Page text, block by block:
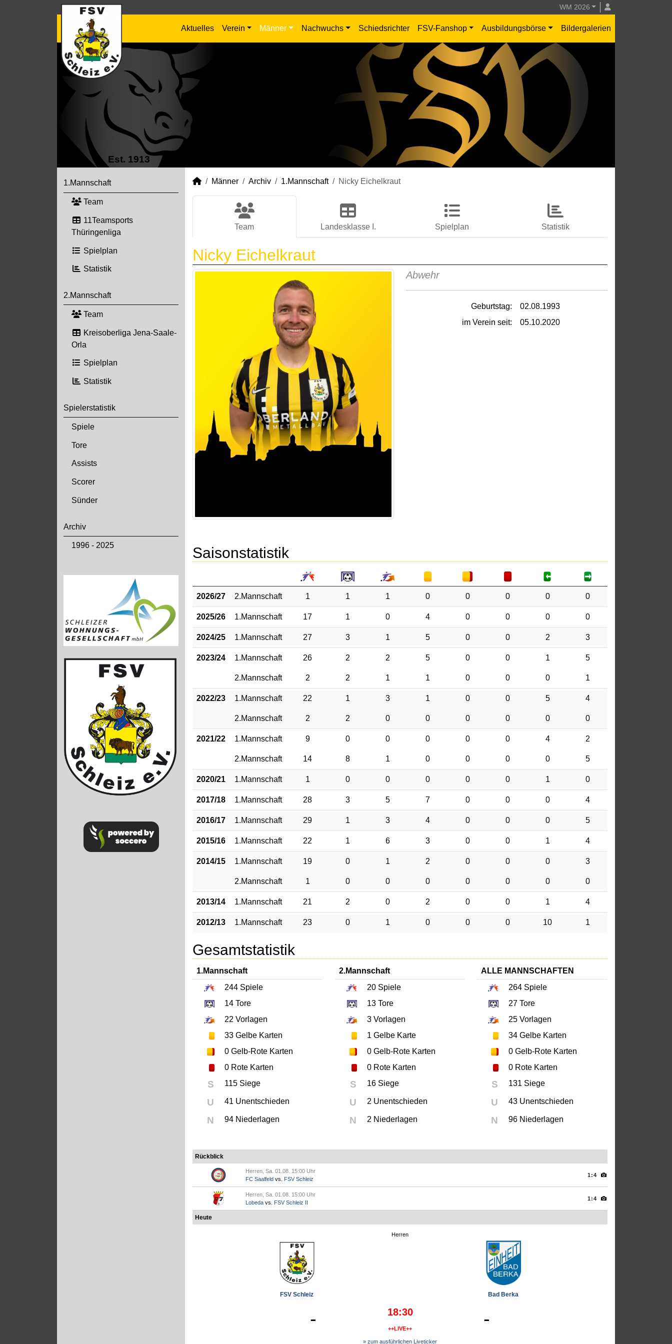
WM 2026
Aktuelles Verein Männer Nachwuchs Schiedsrichter FSV-Fanshop Ausbildungsbörse Bildergalerien
Est. 1913
1.Mannschaft
Team
11Teamsports
Thüringenliga
Spielplan
Statistik
2.Mannschaft
Team
Kreisoberliga Jena-Saale-
Orla
Spielplan
Statistik
Spielerstatistik
Spiele
Tore
Assists
Scorer
Sünder
Archiv
1996 - 2025
Männer Archiv 1.Mannschaft Nicky Eichelkraut
Team Landesklasse I. Spielplan Statistik
Nicky Eichelkraut
Abwehr
Geburtstag:
02.08.1993
im Verein seit:
05.10.2020
Saisonstatistik
2026/27 2.Mannschaft 1 1 1 0 0 0 0 0
2025/26 1.Mannschaft 17 1 0 4 0 0 0 0
2024/25 1.Mannschaft 27 3 1 5 0 0 2 3
2023/24 1.Mannschaft 26 2 2 5 0 0 1 5
2.Mannschaft 2 2 1 1 0 0 0 1
2022/23 1.Mannschaft 22 1 3 1 0 0 5 4
2.Mannschaft 2 2 0 0 0 0 0 0
2021/22 1.Mannschaft 9 0 0 0 0 0 4 2
2.Mannschaft 14 8 1 0 0 0 0 5
2020/21 1.Mannschaft 1 0 0 0 0 0 1 0
2017/18 1.Mannschaft 28 3 5 7 0 0 0 4
2016/17 1.Mannschaft 29 1 3 4 0 0 0 5
2015/16 1.Mannschaft 22 1 6 3 0 0 1 4
2014/15 1.Mannschaft 19 0 1 2 0 0 0 3
2.Mannschaft 1 0 0 0 0 0 0 0
2013/14 1.Mannschaft 21 2 0 2 0 0 1 4
2012/13 1.Mannschaft 23 0 1 0 0 0 10 1
Gesamtstatistik
1.Mannschaft
244 Spiele
14 Tore
22 Vorlagen
33 Gelbe Karten
0 Gelb-Rote Karten
0 Rote Karten
S 115 Siege
U 41 Unentschieden
N 94 Niederlagen
2.Mannschaft
20Spiele
13Tore
3Vorlagen
1 Gelbe Karte
0Gelb-Rote Karten
0Rote Karten
S 16 Siege
U 2 Unentschieden
N 2 Niederlagen
ALLE MANNSCHAFTEN
264 Spiele
27 Tore
25 Vorlagen
34 Gelbe Karten
0 Gelb-Rote Karten
0 Rote Karten
S 131 Siege
U 43 Unentschieden
N 96 Niederlagen
Rückblick
Herren, Sa. 01.08. 15:00 Uhr
FC Saalfeld vs. FSV Schleiz
1:4
Herren, Sa. 01.08. 15:00 Uhr
Lobeda vs. FSV Schleiz II
1:4
Heute
Herren
FSV Schleiz Bad Berka
- 18:30
++LIVE++ -
» zum ausführlichen Liveticker